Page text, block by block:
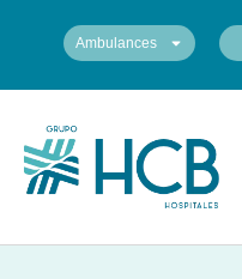
Ambulances